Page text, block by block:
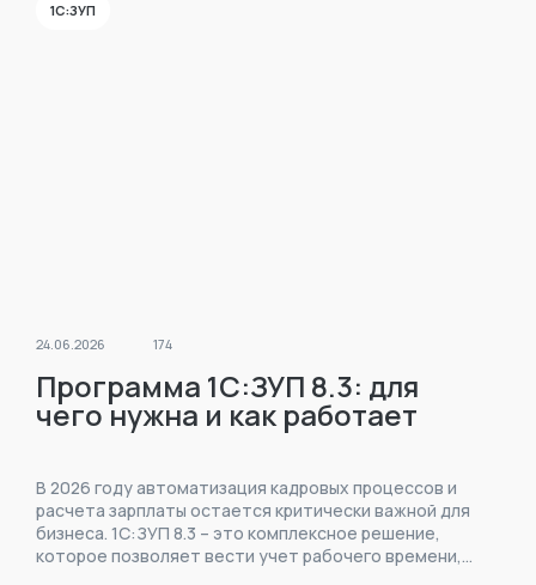
«Сотрудники» — карточка «Сотрудник» – вкладка
1С:ЗУП
24.06.2026 174
Программа 1С:ЗУП 8.3: для
чего нужна и как работает
В 2026 году автоматизация кадровых процессов и
расчета зарплаты остается критически важной для
бизнеса. 1С:ЗУП 8.3 – это комплексное решение,
которое позволяет вести учет рабочего времени,